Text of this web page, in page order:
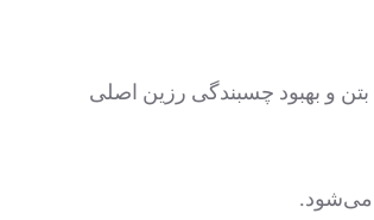
بتن و بهبود چسبندگی رزین اصلی